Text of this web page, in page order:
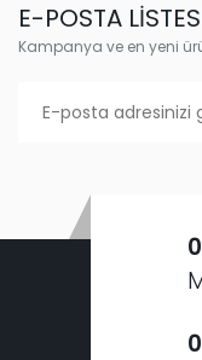
E-POSTA
Kampanya ve en yeni